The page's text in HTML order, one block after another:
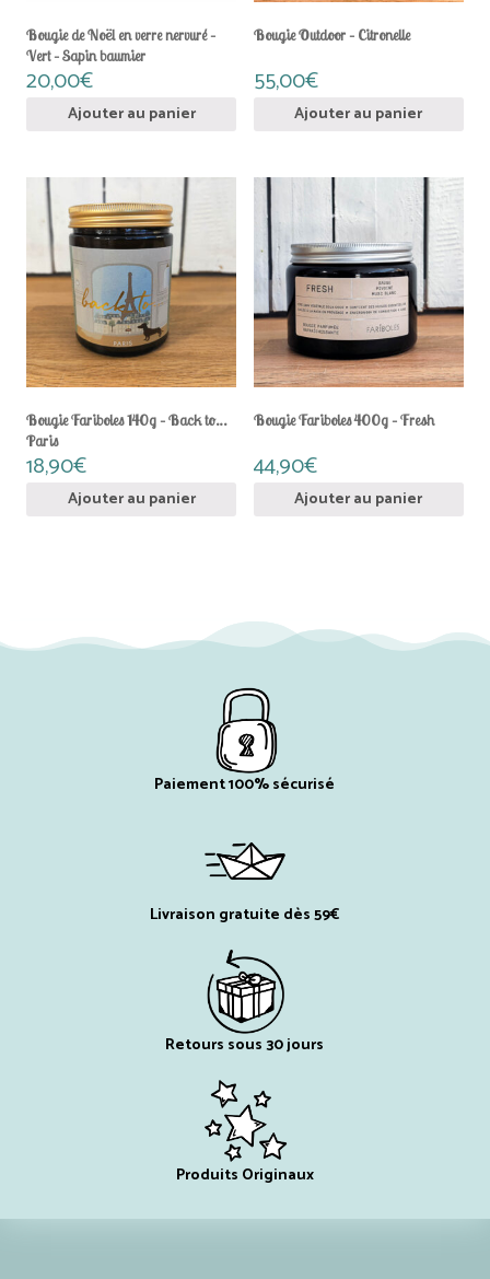
Bougie de Noël en verre nervuré –
Vert – Sapin baumier
20,00€
Ajouter au panier
Bougie Outdoor – Citronelle
55,00€
Ajouter au panier
Bougie Fariboles 140g – Back to…
Paris
18,90€
Ajouter au panier
Bougie Fariboles 400g – Fresh
44,90€
Ajouter au panier
Paiement 100% sécurisé
Livraison gratuite dès 59€
Retours sous 30 jours
Produits Originaux